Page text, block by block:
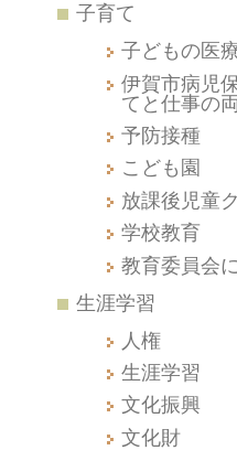
子育て
子どもの医
伊賀市病児
てと仕事の
予防接種
こども園
放課後児童
学校教育
教育委員会
生涯学習
人権
生涯学習
文化振興
文化財